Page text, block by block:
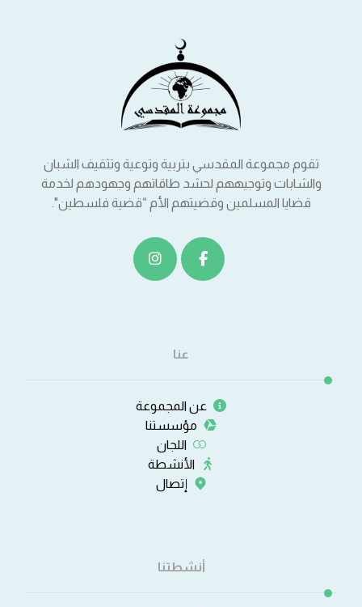
تقوم مجموعة المقدسي بتربية وتوعية وتثقيف الشبان
والشابات وتوجيههم لحشد طاقاتهم وجهودهم لخدمة
قضايا المسلمين وقضيتهم الأم “قضية فلسطين".
عنا
عن المجموعة
مؤسستنا
اللجان
الأنشطة
إتصال
أنشطتنا